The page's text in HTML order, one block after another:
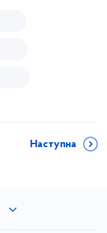
Наступна